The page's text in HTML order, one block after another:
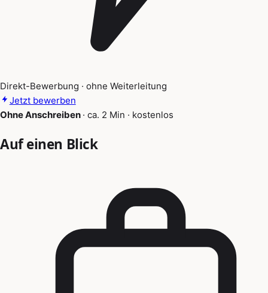
Direkt-Bewerbung · ohne Weiterleitung
Jetzt bewerben
Ohne Anschreiben · ca. 2 Min · kostenlos
Auf einen Blick